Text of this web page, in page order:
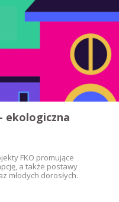
ekologiczna
FKO promujące
a także postawy
młodych dorosłych.